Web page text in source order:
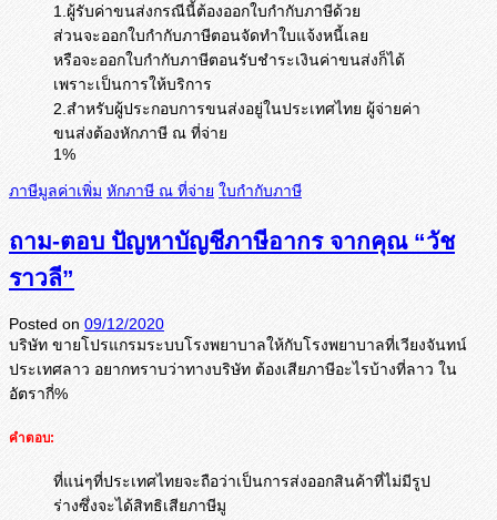
1.ผู้รับค่าขนส่งกรณีนี้ต้องออกใบกำกับภาษีด้วย
ส่วนจะออกใบกำกับภาษีตอนจัดทำใบแจ้งหนี้เลย
หรือจะออกใบกำกับภาษีตอนรับชำระเงินค่าขนส่งก็ได้
เพราะเป็นการให้บริการ
2.สำหรับผู้ประกอบการขนส่งอยู่ในประเทศไทย ผู้จ่ายค่า
ขนส่งต้องหักภาษี ณ ที่จ่าย
1%
ภาษีมูลค่าเพิ่ม หักภาษี ณ ที่จ่าย ใบกำกับภาษี
ถาม-ตอบ ปัญหาบัญชีภาษีอากร จากคุณ “วัช
ราวลี”
Posted on 09/12/2020
บริษัท ขายโปรแกรมระบบโรงพยาบาลให้กับโรงพยาบาลที่เวียงจันทน์
ประเทศลาว อยากทราบว่าทางบริษัท ต้องเสียภาษีอะไรบ้างที่ลาว ใน
อัตรากี่%
คำตอบ:
ที่แน่ๆที่ประเทศไทยจะถือว่าเป็นการส่งออกสินค้าที่ไม่มีรูป
ร่างซึ่งจะได้สิทธิเสียภาษีมู